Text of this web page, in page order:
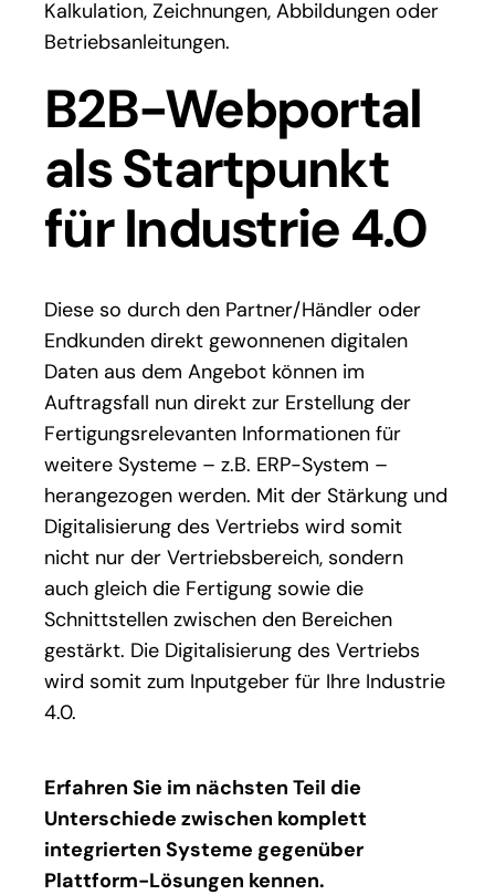
Kalkulation, Zeichnungen, Abbildungen oder
Betriebsanleitungen.
B2B-Webportal
als Startpunkt
für Industrie 4.0
Diese so durch den Partner/Händler oder
Endkunden direkt gewonnenen digitalen
Daten aus dem Angebot können im
Auftragsfall nun direkt zur Erstellung der
Fertigungsrelevanten Informationen für
weitere Systeme – z.B. ERP-System –
herangezogen werden. Mit der Stärkung und
Digitalisierung des Vertriebs wird somit
nicht nur der Vertriebsbereich, sondern
auch gleich die Fertigung sowie die
Schnittstellen zwischen den Bereichen
gestärkt. Die Digitalisierung des Vertriebs
wird somit zum Inputgeber für Ihre Industrie
4.0.
Erfahren Sie im nächsten Teil die
Unterschiede zwischen komplett
integrierten Systeme gegenüber
Plattform-Lösungen kennen.